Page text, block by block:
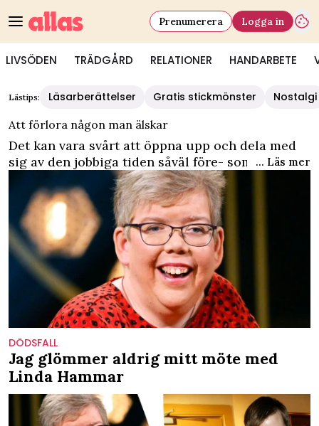
LIVSÖDEN TRÄDGÅRD RELATIONER HANDARBETE
Prenumerera Logga in
Lästips: Läsarberättelser Gratis stickmönster
Nostalgi
Att förlora någon man älskar
Det kan vara svårt att öppna upp och dela med
sig av den jobbiga tiden såväl före- som efter ett
nära dödsfall. Några av våra läsare har varit
modiga och delat med sig av deras historier och
de överväldigande känslorna som uppstår när
man förlorar någon man hållit kär.
... Läs mer
DÖDSFALL
Jag glömmer aldrig mitt möte med
Linda Hammar